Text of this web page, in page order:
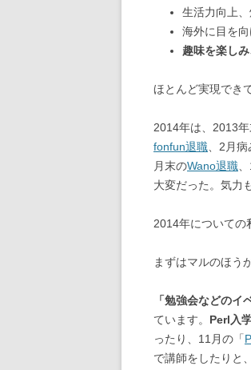
生活力向上
海外に目を
趣味を楽し
ほとんど実現でき
2014年は、2013
fonfun退職 、2月
月末のWano退職
大変だった。気力
2014年についての
まずはマルのほう
「勉強会などのイ
ています。 Perl入
ったり、11月の「
で講師をしたりと